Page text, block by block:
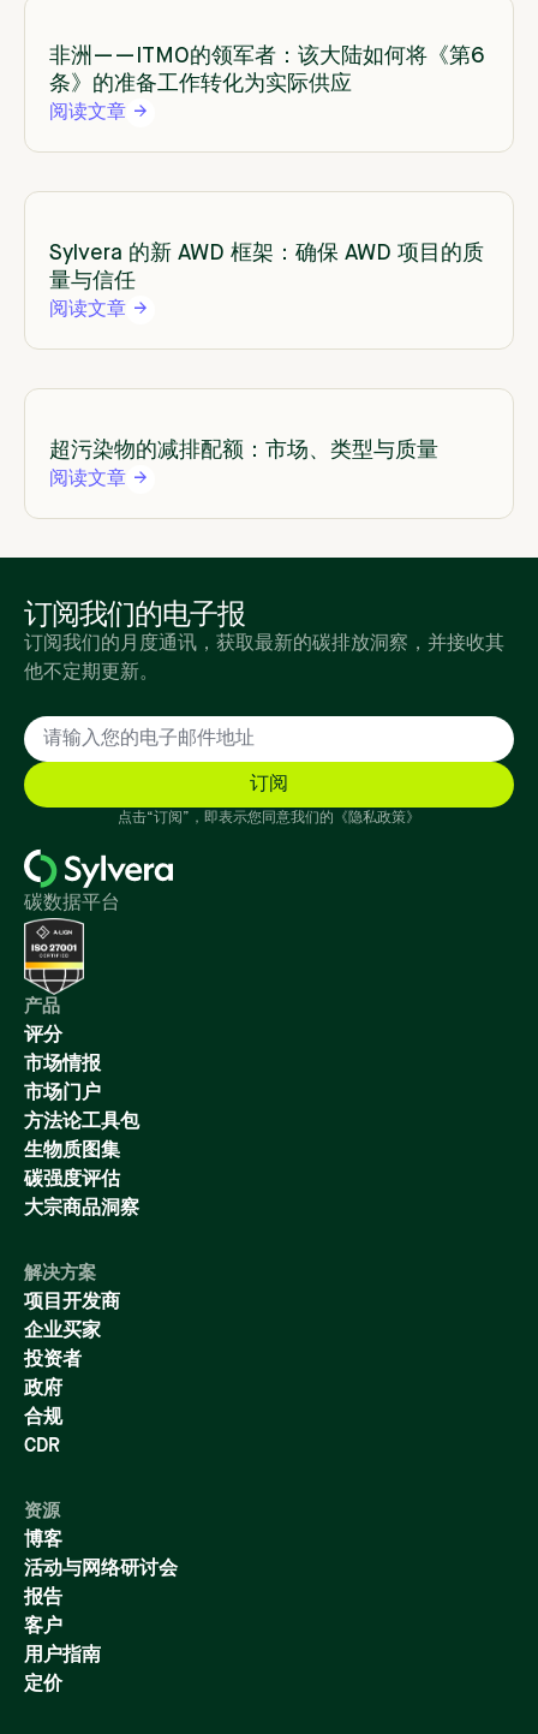
非洲——ITMO的领军者：该大陆如何将《第6
条》的准备工作转化为实际供应
阅读文章
Sylvera 的新 AWD 框架：确保 AWD 项目的质
量与信任
阅读文章
超污染物的减排配额：市场、类型与质量
阅读文章
订阅我们的电子报
订阅我们的月度通讯，获取最新的碳排放洞察，并接收其
他不定期更新。
点击“订阅”，即表示您同意我们的《隐私政策》
碳数据平台
产品
评分
市场情报
市场门户
方法论工具包
生物质图集
碳强度评估
大宗商品洞察
解决方案
项目开发商
企业买家
投资者
政府
合规
CDR
资源
博客
活动与网络研讨会
报告
客户
用户指南
定价